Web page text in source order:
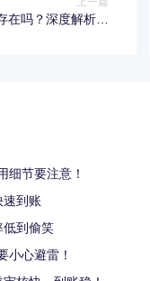
在吗？深度解析快
细节要注意！
到账
低到偷笑
小心避雷！